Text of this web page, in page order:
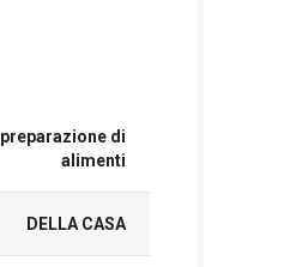
preparazione di
alimenti
DELLA CASA